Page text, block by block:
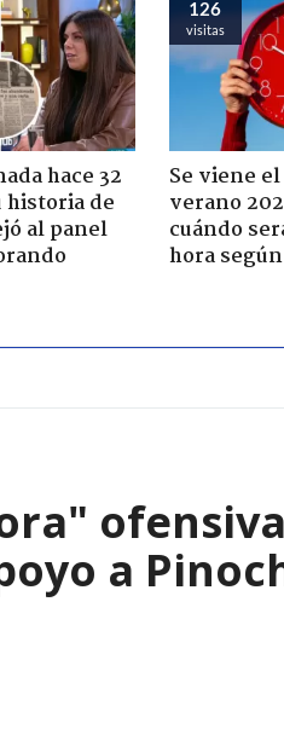
hace 32
historia de
al panel
126
visitas
Se viene
verano
cuándo
hora
a